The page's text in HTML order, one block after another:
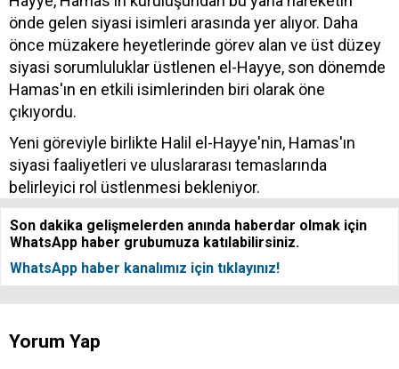
önde gelen siyasi isimleri arasında yer alıyor. Daha
önce müzakere heyetlerinde görev alan ve üst düzey
siyasi sorumluluklar üstlenen el-Hayye, son dönemde
Hamas'ın en etkili isimlerinden biri olarak öne
çıkıyordu.
Yeni göreviyle birlikte Halil el-Hayye'nin, Hamas'ın
siyasi faaliyetleri ve uluslararası temaslarında
belirleyici rol üstlenmesi bekleniyor.
Son dakika gelişmelerden anında haberdar olmak için
WhatsApp haber grubumuza katılabilirsiniz.
WhatsApp haber kanalımız için tıklayınız!
Yorum Yap